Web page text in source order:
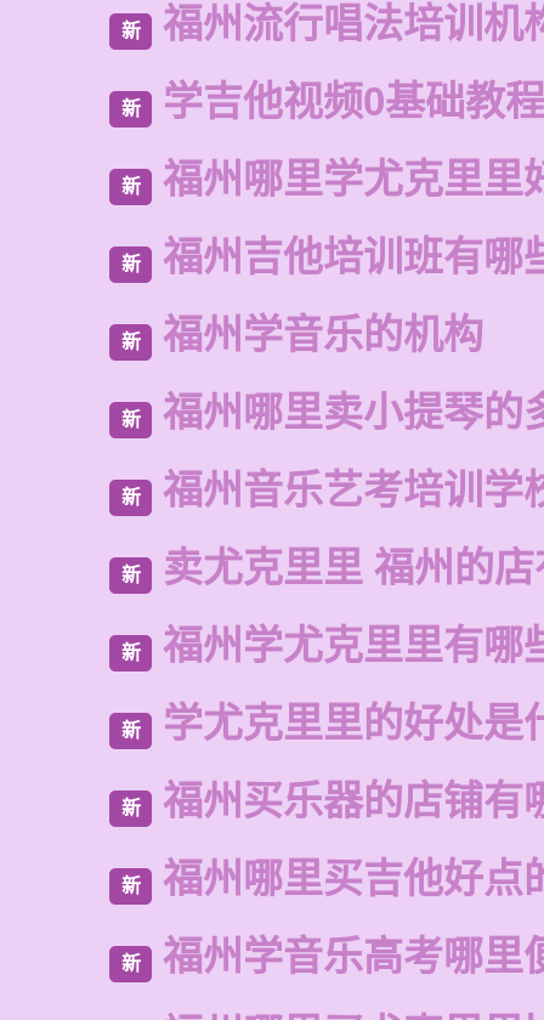
新 福州流行唱法培训机
新 学吉他视频0基础教程
新 福州哪里学尤克里里
新 福州吉他培训班有哪
新 福州学音乐的机构
新 福州哪里卖小提琴的
新 福州音乐艺考培训学
新 卖尤克里里 福州的
新 福州学尤克里里有哪
新 学尤克里里的好处是
新 福州买乐器的店铺有
新 福州哪里买吉他好点
新
福州学音乐高考哪里